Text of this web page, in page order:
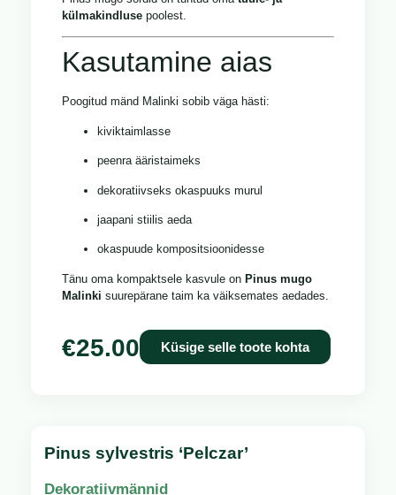
külmakindluse poolest.
Kasutamine aias
Poogitud mänd Malinki sobib väga hästi:
kiviktaimlasse
peenra ääristaimeks
dekoratiivseks okaspuuks murul
jaapani stiilis aeda
okaspuude kompositsioonidesse
Tänu oma kompaktsele kasvule on Pinus mugo
Malinki suurepärane taim ka väiksemates aedades.
€25.00 Küsige selle toote kohta
Pinus sylvestris ‘Pelczar’
Dekoratiivmännid